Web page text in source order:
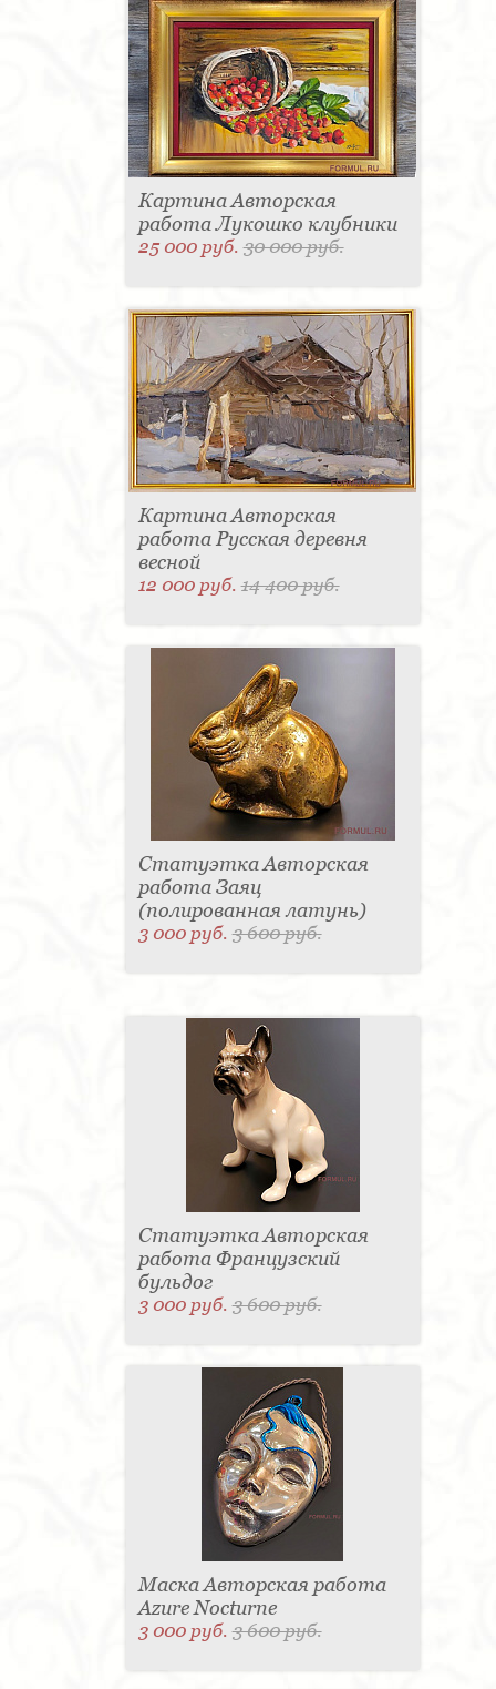
Картина Авторская
работа Лукошко клубники
25 000 руб.30 000 руб.
Картина Авторская
работа Русская деревня
весной
12 000 руб.14 400 руб.
Статуэтка Авторская
работа Заяц
(полированная латунь)
3 000 руб.3 600 руб.
Статуэтка Авторская
работа Французский
бульдог
3 000 руб.3 600 руб.
Маска Авторская работа
Azure Nocturne
3 000 руб.3 600 руб.